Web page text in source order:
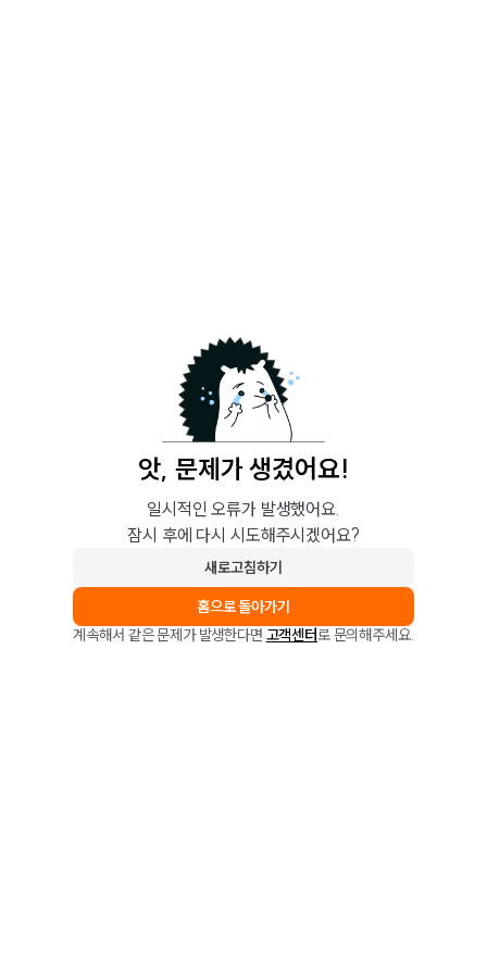
앗, 문제가 생겼어요!
일시적인 오류가 발생했어요.
잠시 후에 다시 시도해주시겠어요?
새로고침하기
홈으로 돌아가기
계속해서 같은 문제가 발생한다면 고객센터로 문의해주세요.